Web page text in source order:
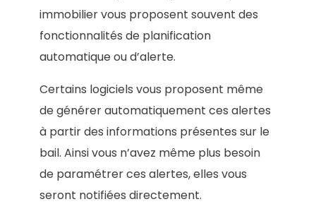
immobilier vous proposent souvent des
fonctionnalités de planification
automatique ou d’alerte.
Certains logiciels vous proposent même
de générer automatiquement ces alertes
à partir des informations présentes sur le
bail. Ainsi vous n’avez même plus besoin
de paramétrer ces alertes, elles vous
seront notifiées directement.